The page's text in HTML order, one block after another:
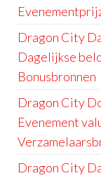
Dragon City
Dagelijkse
Bonusbronnen
Dragon City
Evenement
Dragon City